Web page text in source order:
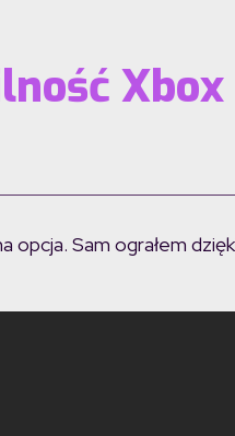
Xbox
Sam ograłem